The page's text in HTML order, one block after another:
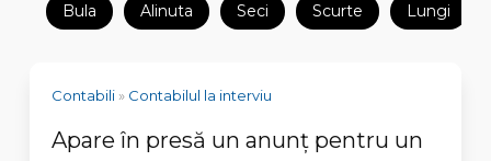
Bula Alinuta Seci Scurte Lungi
Contabili» Contabilul la interviu
Apare în presă un anunţ pentru un